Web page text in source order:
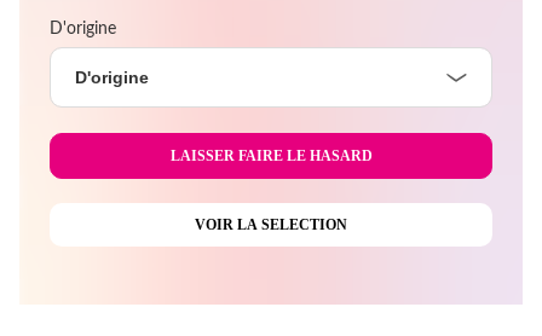
D'origine
D'origine